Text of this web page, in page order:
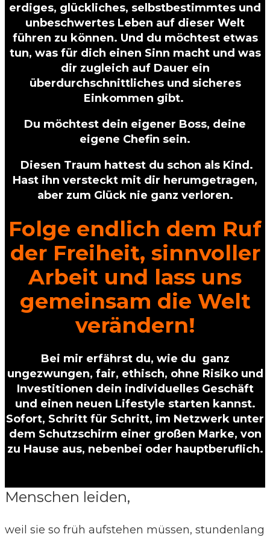
erdiges, glückliches, selbstbestimmtes und
unbeschwertes Leben auf dieser Welt
führen zu können. Und du möchtest etwas
tun, was für dich einen Sinn macht und was
dir zugleich auf Dauer ein
überdurchschnittliches und sicheres
Einkommen gibt.
Du möchtest dein eigener Boss, deine
eigene Chefin sein.
Diesen Traum hattest du schon als Kind.
Hast ihn versteckt mit dir herumgetragen,
aber zum Glück nie ganz verloren.
Folge endlich dem Ruf
der Freiheit, sinnvoller
Arbeit und lass uns
gemeinsam die Welt
verändern!
Bei mir erfährst du, wie du ganz
ungezwungen, fair, ethisch, ohne Risiko und
Investitionen dein individuelles Geschäft
und einen neuen Lifestyle starten kannst.
Sofort, Schritt für Schritt, im Netzwerk unter
dem Schutzschirm einer großen Marke, von
zu Hause aus, nebenbei oder hauptberuflich.
Menschen leiden,
weil sie so früh aufstehen müssen, stundenlang